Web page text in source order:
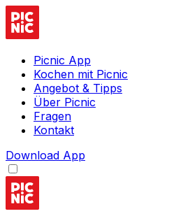
Picnic App
Kochen mit Picnic
Angebot & Tipps
Über Picnic
Fragen
Kontakt
Download App